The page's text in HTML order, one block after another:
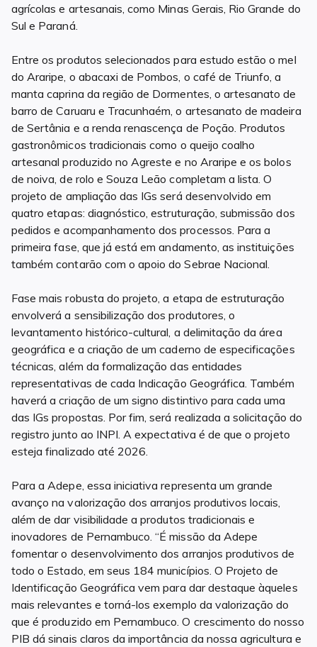
agrícolas e artesanais, como Minas Gerais, Rio Grande do
Sul e Paraná.
Entre os produtos selecionados para estudo estão o mel
do Araripe, o abacaxi de Pombos, o café de Triunfo, a
manta caprina da região de Dormentes, o artesanato de
barro de Caruaru e Tracunhaém, o artesanato de madeira
de Sertânia e a renda renascença de Poção. Produtos
gastronômicos tradicionais como o queijo coalho
artesanal produzido no Agreste e no Araripe e os bolos
de noiva, de rolo e Souza Leão completam a lista. O
projeto de ampliação das IGs será desenvolvido em
quatro etapas: diagnóstico, estruturação, submissão dos
pedidos e acompanhamento dos processos. Para a
primeira fase, que já está em andamento, as instituições
também contarão com o apoio do Sebrae Nacional.
Fase mais robusta do projeto, a etapa de estruturação
envolverá a sensibilização dos produtores, o
levantamento histórico-cultural, a delimitação da área
geográfica e a criação de um caderno de especificações
técnicas, além da formalização das entidades
representativas de cada Indicação Geográfica. Também
haverá a criação de um signo distintivo para cada uma
das IGs propostas. Por fim, será realizada a solicitação do
registro junto ao INPI. A expectativa é de que o projeto
esteja finalizado até 2026.
Para a Adepe, essa iniciativa representa um grande
avanço na valorização dos arranjos produtivos locais,
além de dar visibilidade a produtos tradicionais e
inovadores de Pernambuco. “É missão da Adepe
fomentar o desenvolvimento dos arranjos produtivos de
todo o Estado, em seus 184 municípios. O Projeto de
Identificação Geográfica vem para dar destaque àqueles
mais relevantes e torná-los exemplo da valorização do
que é produzido em Pernambuco. O crescimento do nosso
PIB dá sinais claros da importância da nossa agricultura e